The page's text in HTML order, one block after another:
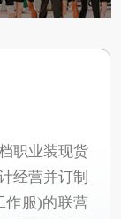
职业装现货
经营并订制
作服)的联营